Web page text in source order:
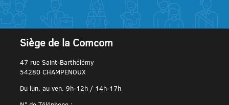
Siège de la Comcom
47 rue Saint-Barthélémy
54280 CHAMPENOUX
Du lun. au ven. 9h-12h / 14h-17h